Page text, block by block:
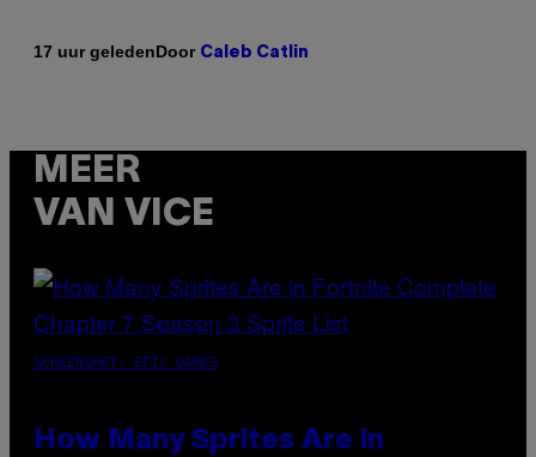
17 uur geledenDoor Caleb Catlin
MEER
VAN VICE
SCREENSHOT: EPIC GAMES
How Many Sprites Are in